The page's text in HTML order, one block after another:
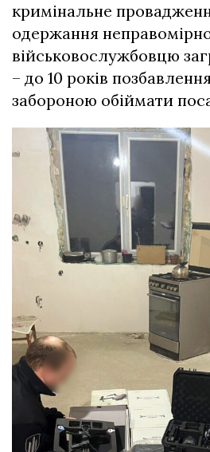
кримінальне
одержання
військовослужбовцю
– до 10 років
забороною обіймати